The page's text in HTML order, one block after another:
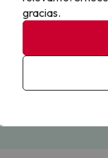
en
los
gracias.